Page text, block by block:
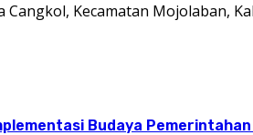
Cangkol, Kecamatan Mojolaban,
Budaya Pemerintahan